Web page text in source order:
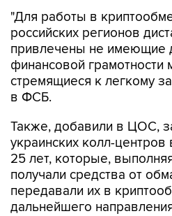
"Для работы в
российских регионов
привлечены не имеющие
финансовой
стремящиеся к легкому
в ФСБ.
Также, добавили в ЦОС,
украинских колл-центров
25 лет, которые,
получали средства от
передавали их в
дальнейшего